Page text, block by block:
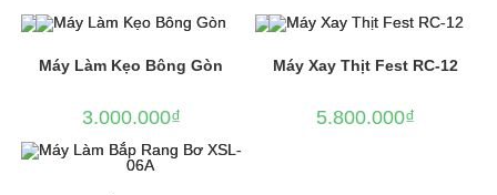
Máy Làm Kẹo Bông Gòn
3.000.000₫
Máy Xay Thịt Fest RC-12
5.800.000₫